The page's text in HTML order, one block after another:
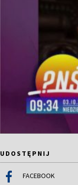
UDOSTĘPNIJ
FACEBOOK